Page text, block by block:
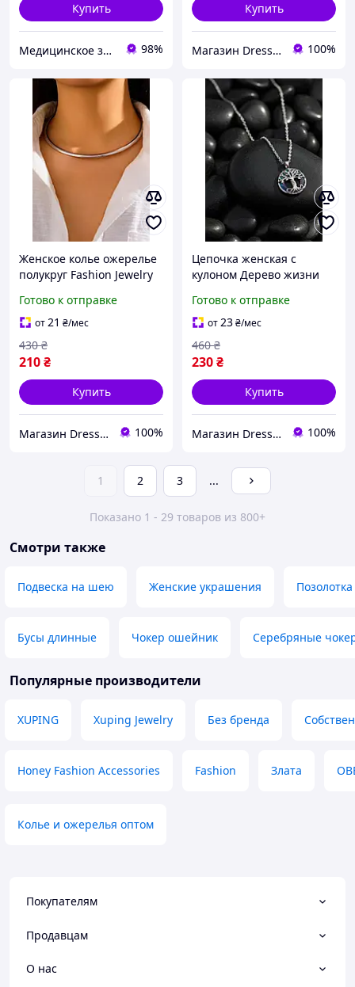
Купить
Медицинское золото 98%
Купить
Магазин Dress Code 100%
Женское колье ожерелье
полукруг Fashion Jewelry
Готово к отправке
от21 ₴/мес
210₴
430 ₴
Купить
Магазин Dress Code 100%
Цепочка женская с
кулоном Дерево жизни
Jewelry Серебристый
Готово к отправке
от23₴/мес
230₴
460 ₴
Купить
Магазин Dress Code 100%
1 2 3 ...
Показано 1 - 29 товаров из 800+
Смотри также
Подвеска на шею Женские украшения Позолотка
Бусы длинные Чокер ошейник Серебряные
Популярные производители
XUPING Xuping Jewelry Без бренда
Honey Fashion Accessories Fashion Злата
Колье и ожерелья оптом
Покупателям
Продавцам
О нас